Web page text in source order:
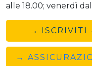
alle 18.00; venerdì
→ ISCRIVITI
→